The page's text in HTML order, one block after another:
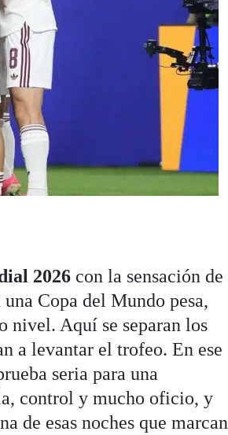
2026 con la sensación de
Copa del Mundo pesa,
nivel. Aquí se separan los
a levantar el trofeo. En ese
seria para una
control y mucho oficio, y
de esas noches que marcan